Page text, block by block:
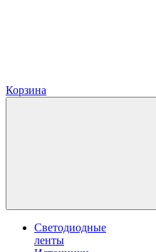
Корзина
Светодиодные
ленты